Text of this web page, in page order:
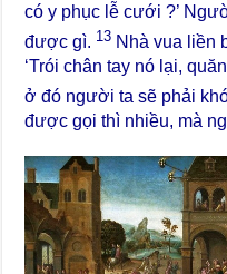
có y phục lễ cưới ?’
được gì. 13 Nhà vua liền
‘Trói chân tay nó lại,
ở đó người ta sẽ phải
được gọi thì nhiều, mà